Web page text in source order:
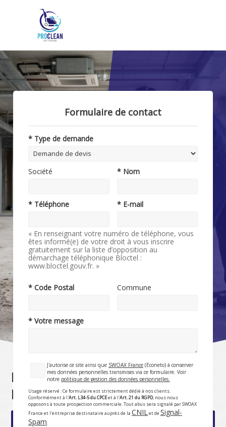
Formulaire de contact
* Type de demande
Société * Nom
* Téléphone * E-mail
« En renseignant votre numéro de téléphone, vous
êtes informé(e) de votre droit à vous inscrire
gratuitement sur la liste d’opposition au
démarchage téléphonique Bloctel :
www.bloctel.gouv.fr. »
* Code Postal Commune
* Votre message
J'autorise ce site ainsi que SWOAX France (Econeto) à conserver
mes données personnelles transmises via ce formulaire. Voir
notre politique de gestion des données personnelles.
Usage réservé : Ce formulaire est strictement dédié à nos clients.
Conformément à l'Art. L34-5 du CPCEet à l'Art. 21 du RGPD, nous nous
opposons à toute prospection commerciale. Tout abus sera signalé par SWOAX
France et l'entreprise destinataire auprès de la CNILet de Signal-
Spam.
Nettoyage de fin de chantier à
Rouen | Devis 24h | Pro Clean
Rubrique précédente Rubrique suivante